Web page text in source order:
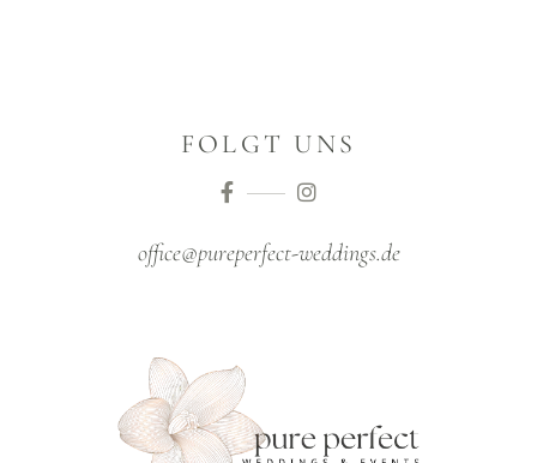
FOLGT UNS
office@pureperfect-weddings.de